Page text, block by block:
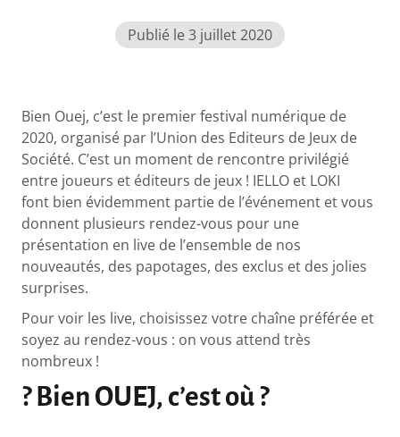
Publié le 3 juillet 2020
Bien Ouej, c’est le premier festival numérique de
2020, organisé par l’Union des Editeurs de Jeux de
Société. C’est un moment de rencontre privilégié
entre joueurs et éditeurs de jeux ! IELLO et LOKI
font bien évidemment partie de l’événement et vous
donnent plusieurs rendez-vous pour une
présentation en live de l’ensemble de nos
nouveautés, des papotages, des exclus et des jolies
surprises.
Pour voir les live, choisissez votre chaîne préférée et
soyez au rendez-vous : on vous attend très
nombreux !
? Bien OUEJ, c’est où ?